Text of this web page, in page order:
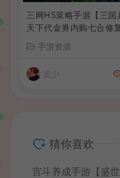
三网H5策略手游【三国
天下代金券内购七合修复
+Linux手工服务端+管理
+GM授权后台+简易安
端+详细搭建教程+视频
手游资源
波少
猜你喜欢